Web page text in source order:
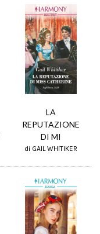
LA
REPUTAZIONE
DI MI
di GAIL WHITIKER